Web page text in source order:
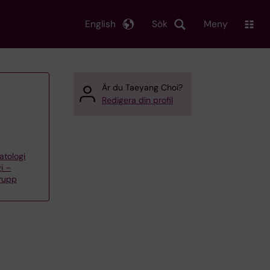
Sök
English Meny
–
Är du Taeyang Choi?
Redigera din profil